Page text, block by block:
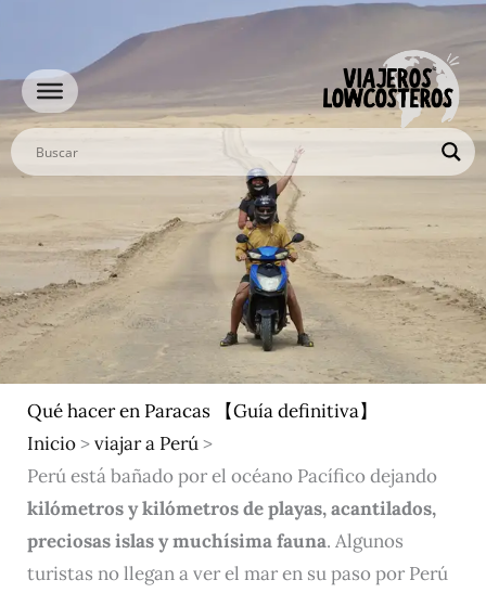
contenido
Qué hacer en Paracas 【Guía definitiva】
Inicio>viajar a Perú>
Perú está bañado por el océano Pacífico dejando
kilómetros y kilómetros de playas, acantilados,
preciosas islas y muchísima fauna. Algunos
turistas no llegan a ver el mar en su paso por Perú